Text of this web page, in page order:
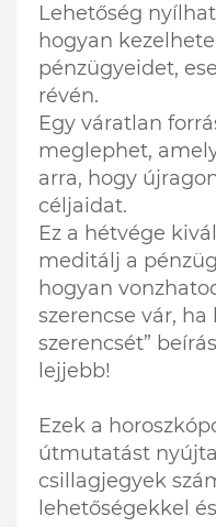
Lehetőség
hogyan
pénzügyeidet,
révén.
Egy váratlan
meglephet,
arra, hogy
céljaidat.
Ez a hétvége
meditálj a
hogyan
szerencse vár, ha
szerencsét”
lejjebb!
Ezek a
útmutatást
csillagjegyek
lehetőségekkel